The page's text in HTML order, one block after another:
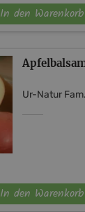
In den Warenkorb
Ur-Natur
In den Warenkorb